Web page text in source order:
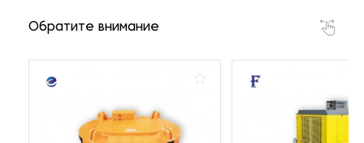
Обратите внимание